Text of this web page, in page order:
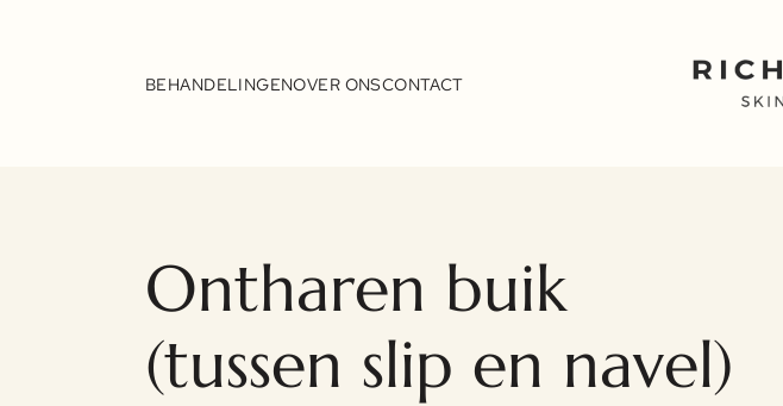
BEHANDELINGENOVER ONSCONTACT
Ontharen buik
(tussen slip en navel)